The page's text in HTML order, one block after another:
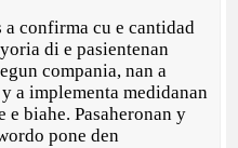
a confirma cu e cantidad
di e pasientenan
compania, nan a
a implementa medidanan
biahe. Pasaheronan y
pone den